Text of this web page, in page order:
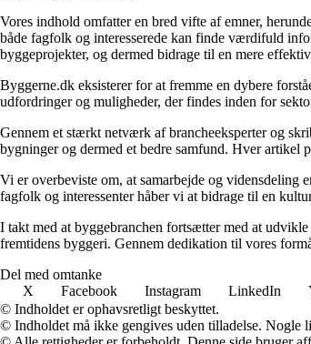
Vores indhold omfatter en bred vifte af emner,
både fagfolk og interesserede kan finde værdifuld
byggeprojekter, og dermed bidrage til en mere
Byggerne.dk eksisterer for at fremme en dybere
udfordringer og muligheder, der findes inden for
Gennem et stærkt netværk af brancheeksperter og
bygninger og dermed et bedre samfund. Hver
Vi er overbeviste om, at samarbejde og vidensdeling
fagfolk og interessenter håber vi at bidrage til en
I takt med at byggebranchen fortsætter med at
fremtidens byggeri. Gennem dedikation til vores
Del med omtanke
X
Facebook Instagram LinkedIn
© Indholdet er ophavsretligt beskyttet.
© Indholdet må ikke gengives uden tilladelse. Nogle